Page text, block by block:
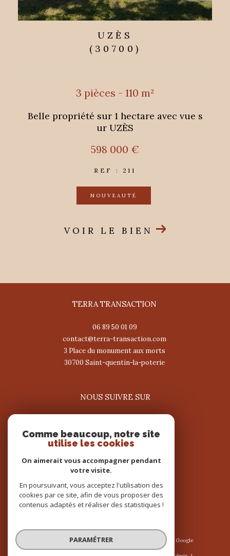
UZÈS
(30700)
3 pièces - 110 m²
Belle propriété sur 1 hectare avec vue s
ur UZÈS
598 000 €
REF : 211
NOUVEAUTÉ
VOIR LE BIEN
TERRA TRANSACTION
06 89 50 01 09
contact@terra-transaction.com
3 Place du monument aux morts
30700
saint-quentin-la-poterie
NOUS SUIVRE SUR
ADHÉRENTS
© 2026 | Tous droits réservés | Traduction powered by Google
|
Comme beaucoup, notre site
utilise les cookies
On aimerait vous accompagner pendant
votre visite.
En poursuivant, vous acceptez l'utilisation des
cookies par ce site, afin de vous proposer des
contenus adaptés et réaliser des statistiques !
PARAMÉTRER